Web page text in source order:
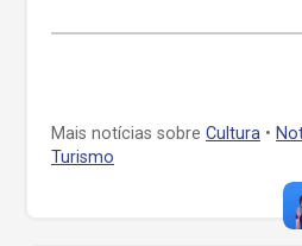
Mais notícias sobre Cultura •
Turismo